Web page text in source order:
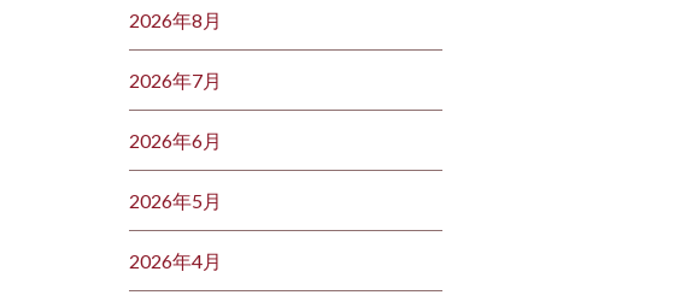
2026年8月
2026年7月
2026年6月
2026年5月
2026年4月